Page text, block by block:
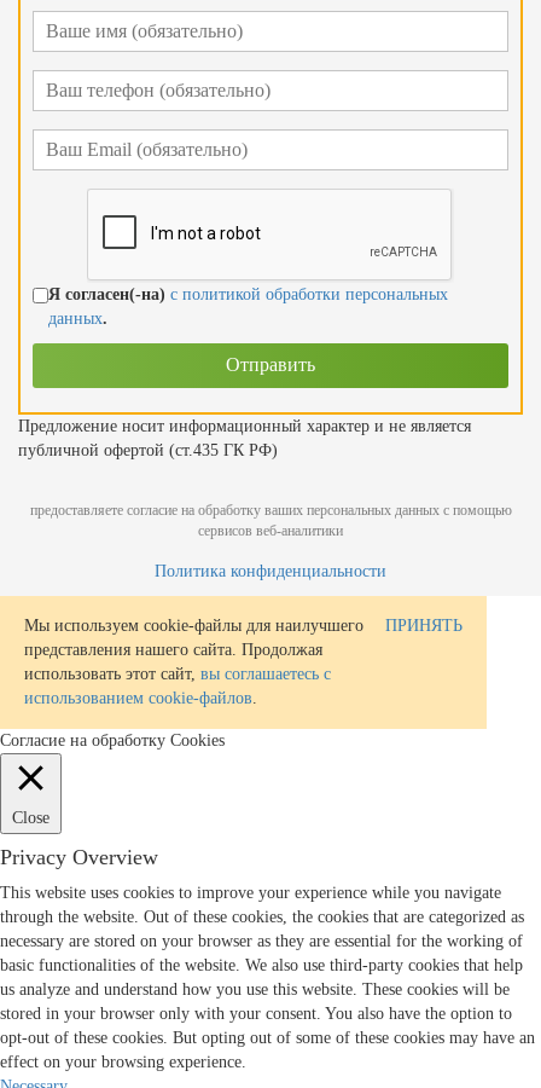
Я согласен(-на) с политикой обработки персональных
данных.
Предложение носит информационный характер и не является
публичной офертой (ст.435 ГК РФ)
предоставляете согласие на обработку ваших персональных данных с помощью
сервисов веб-аналитики
Политика конфиденциальности
Мы используем cookie-файлы для наилучшего
представления нашего сайта. Продолжая
использовать этот сайт, вы соглашаетесь с
использованием cookie-файлов
ПРИНЯТЬ
Согласие на обработку Cookies
Close
Privacy Overview
This website uses cookies to improve your experience while you navigate
through the website. Out of these cookies, the cookies that are categorized as
necessary are stored on your browser as they are essential for the working of
basic functionalities of the website. We also use third-party cookies that help
us analyze and understand how you use this website. These cookies will be
stored in your browser only with your consent. You also have the option to
opt-out of these cookies. But opting out of some of these cookies may have an
effect on your browsing experience.